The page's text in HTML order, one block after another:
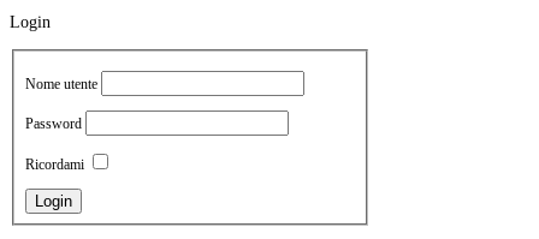
Login
Nome utente
Password
Ricordami